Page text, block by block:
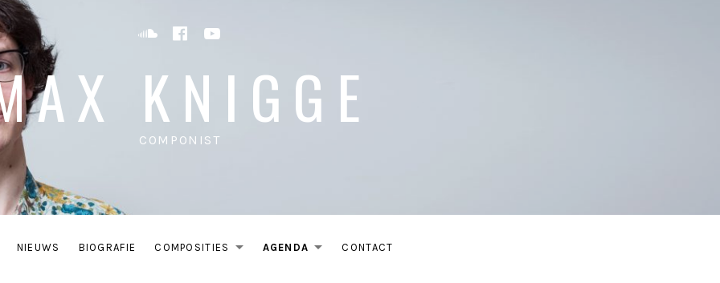
KNIGGE
COMPONIST
NIEUWS BIOGRAFIE COMPOSITIES AGENDA CONTACT
Soundcloud
Facebook